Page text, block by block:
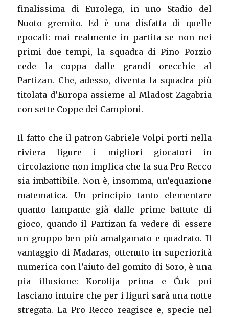
finalissima di Eurolega, in uno Stadio del
Nuoto gremito. Ed è una disfatta di quelle
epocali: mai realmente in partita se non nei
primi due tempi, la squadra di Pino Porzio
cede la coppa dalle grandi orecchie al
Partizan. Che, adesso, diventa la squadra più
titolata d’Europa assieme al Mladost Zagabria
con sette Coppe dei Campioni.
Il fatto che il patron Gabriele Volpi porti nella
riviera ligure i migliori giocatori in
circolazione non implica che la sua Pro Recco
sia imbattibile. Non è, insomma, un’equazione
matematica. Un principio tanto elementare
quanto lampante già dalle prime battute di
gioco, quando il Partizan fa vedere di essere
un gruppo ben più amalgamato e quadrato. Il
vantaggio di Madaras, ottenuto in superiorità
numerica con l’aiuto del gomito di Soro, è una
pia illusione: Korolija prima e Ćuk poi
lasciano intuire che per i liguri sarà una notte
stregata. La Pro Recco reagisce e, specie nel